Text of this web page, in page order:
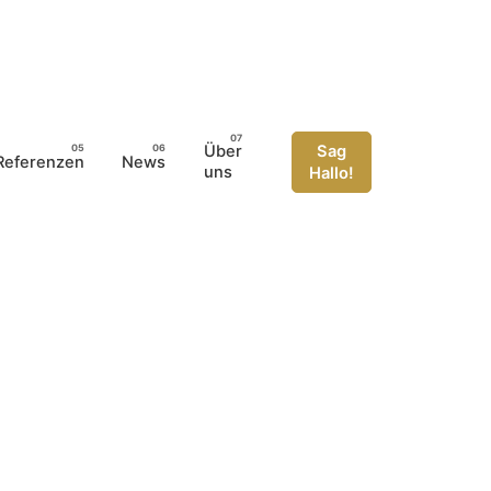
News
Über
uns
Sag
Hallo!